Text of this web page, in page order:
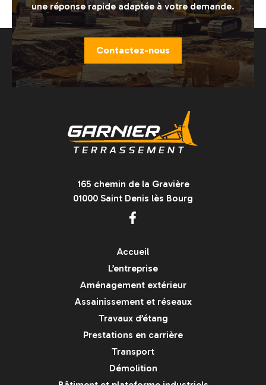
une réponse rapide adaptée à votre demande.
Contactez-nous
165 chemin de la Gravière
01000 Saint Denis lès Bourg
Accueil
L’entreprise
Aménagement extérieur
Assainissement et réseaux
Travaux d’étang
Prestations en carrière
Transport
Démolition